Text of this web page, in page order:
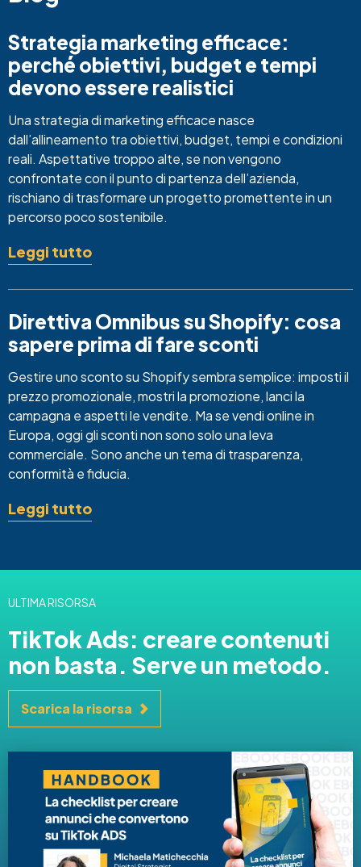
Strategia marketing efficace:
perché obiettivi, budget e tempi
devono essere realistici
Una strategia di marketing efficace nasce
dall’allineamento tra obiettivi, budget, tempi e condizioni
reali. Aspettative troppo alte, se non vengono
confrontate con il punto di partenza dell’azienda,
rischiano di trasformare un progetto promettente in un
percorso poco sostenibile.
Leggi tutto
Direttiva Omnibus su Shopify: cosa
sapere prima di fare sconti
Gestire uno sconto su Shopify sembra semplice: imposti il
prezzo promozionale, mostri la promozione, lanci la
campagna e aspetti le vendite. Ma se vendi online in
Europa, oggi gli sconti non sono solo una leva
commerciale. Sono anche un tema di trasparenza,
conformità e fiducia.
Leggi tutto
ULTIMA RISORSA
TikTok Ads: creare contenuti
non basta. Serve un metodo.
Scarica la risorsa